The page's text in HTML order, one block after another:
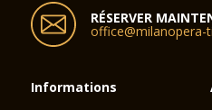
RÉSERVER
office@milanopera-
Informations